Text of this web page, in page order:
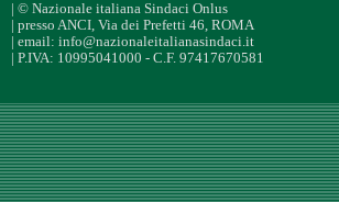
| © Nazionale italiana Sindaci Onlus
| presso ANCI, Via dei Prefetti 46, ROMA
| email: info@nazionaleitalianasindaci.it
| P.IVA: 10995041000 - C.F. 97417670581